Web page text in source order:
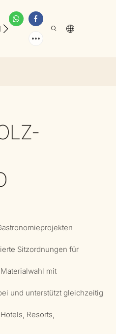
SIE UNS ÜBER UNS
Sitzordnungen für
mit
und unterstützt gleichzeitig
Resorts,